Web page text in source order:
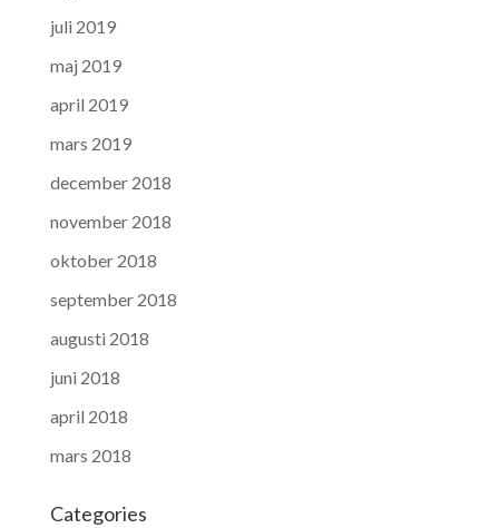
juli 2019
maj 2019
april 2019
mars 2019
december 2018
november 2018
oktober 2018
september 2018
augusti 2018
juni 2018
april 2018
mars 2018
Categories